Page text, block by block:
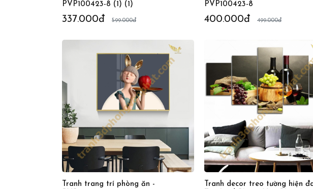
PVP100423-8 (1) (1)
337.000đ 599.000đ
PVP100423-8
400.000đ 499.000đ
Tranh trang trí phòng ăn -
Tranh decor treo tường hiện